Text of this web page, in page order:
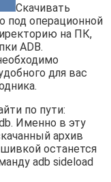
Скачивать
под операционной
на ПК,
ADB.
для вас
по пути:
Именно в эту
архив
останется
adb sideload